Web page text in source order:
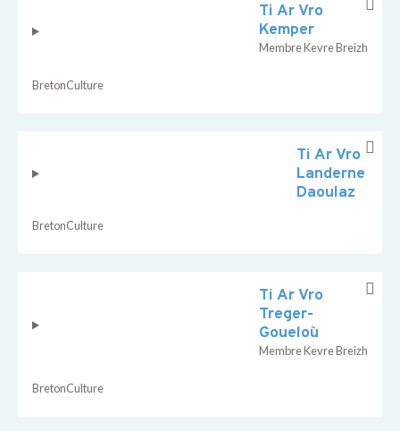
Ti Ar Vro
Kemper
Membre Kevre Breizh
BretonCulture
Ti Ar Vro
Landerne
Daoulaz
BretonCulture
Ti Ar Vro
Treger-
Goueloù
Membre Kevre Breizh
BretonCulture